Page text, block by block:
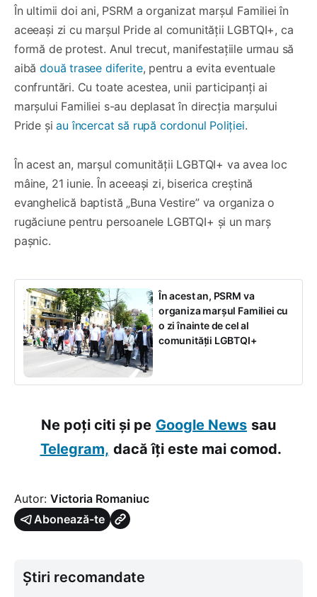
În ultimii doi ani, PSRM a organizat marșul Familiei în
aceeași zi cu marșul Pride al comunității LGBTQI+, ca
formă de protest. Anul trecut, manifestațiile urmau să
aibădouă trasee diferite, pentru a evita eventuale
confruntări. Cu toate acestea, unii participanți ai
marșului Familiei s-au deplasat în direcția marșului
Pride șiau încercat să rupă cordonul Poliției.
În acest an, marșul comunității LGBTQI+ va avea loc
mâine, 21 iunie. În aceeași zi, biserica creștină
evanghelică baptistă „Buna Vestire” va organiza o
rugăciune pentru persoanele LGBTQI+ și un marș
pașnic.
În acest an, PSRM va
organiza marșul Familiei cu
o zi înainte de cel al
comunității LGBTQI+
Ne poți citi și pe Google News sau
Telegram, dacă îți este mai comod.
Autor: Victoria Romaniuc
Abonează-te
Știri recomandate